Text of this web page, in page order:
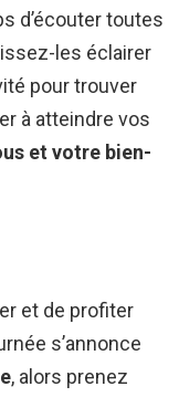
d’écouter toutes
les éclairer
pour trouver
à atteindre vos
et votre bien-
et de profiter
s’annonce
, alors prenez